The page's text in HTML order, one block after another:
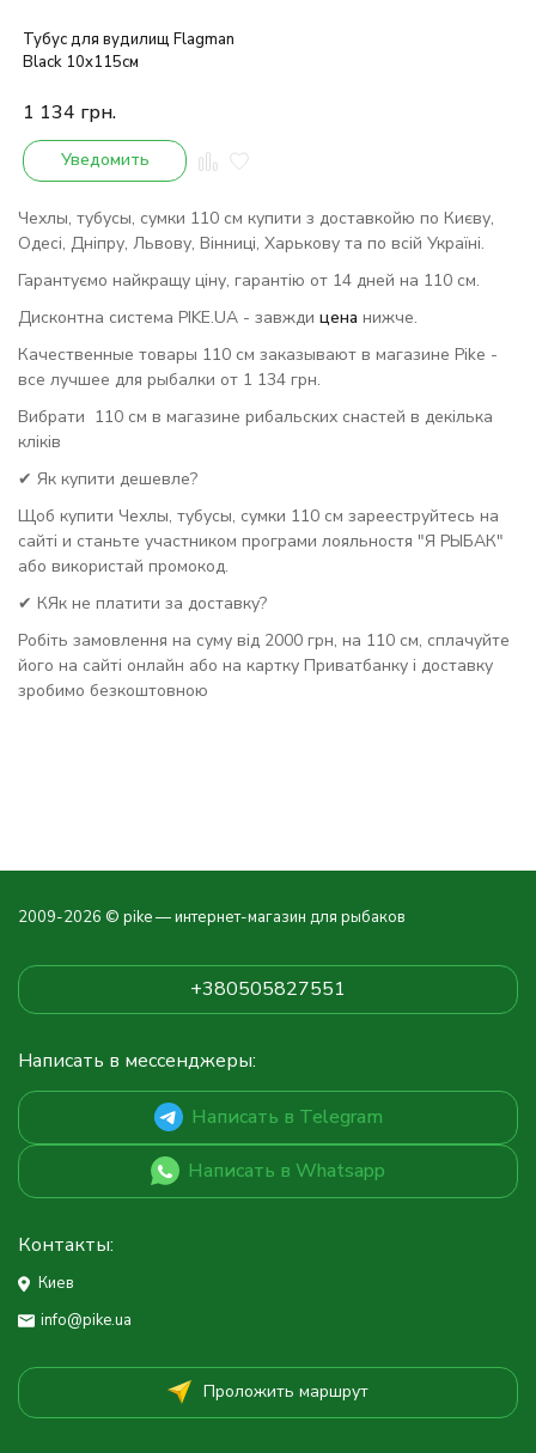
Тубус для вудилищ Flagman
Black 10x115см
1 134 грн.
Уведомить
Чехлы, тубусы, сумки 110 см купити з доставкойю по Києву,
Одесі, Дніпру, Львову, Вінниці, Харькову та по всій Україні.
Гарантуємо найкращу ціну, гарантію от 14 дней на 110 см.
Дисконтна система PIKE.UA - завжди цена нижче.
Качественные товары 110 см заказывают в магазине Pike -
все лучшее для рыбалки от 1 134 грн.
Вибрати 110 см в магазине рибальских снастей в декілька
кліків
✔ Як купити дешевле?
Щоб купити Чехлы, тубусы, сумки 110 см зарееструйтесь на
сайті и станьте участником програми лояльностя "Я РЫБАК"
або використай промокод.
✔ КЯк не платити за доставку?
Робіть замовлення на суму від 2000 грн, на 110 см, сплачуйте
його на сайті онлайн або на картку Приватбанку і доставку
зробимо безкоштовною
2009-2026 © pike — интернет-магазин для рыбаков
+380505827551
Написать в мессенджеры:
Написать в Telegram
Написать в Whatsapp
Контакты:
Киев
info@pike.ua
Проложить маршрут